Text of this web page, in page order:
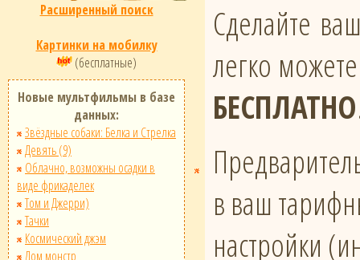
Расширенный поиск
Картинки на мобилку
(бесплатные)
Новые мультфильмы в базе
данных:
Звёздные собаки: Белка и Стрелка
Девять (9)
Облачно, возможны осадки в
виде фрикаделек
Том и Джерри)
Тачки
Космический джэм
Дом монстр
Сделайте
легко
БЕСПЛАТНО
в ваш
настройки